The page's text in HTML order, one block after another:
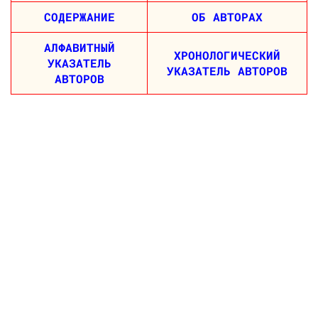
СОДЕРЖАНИЕ ОБ АВТОРАХ
АЛФАВИТНЫЙ
УКАЗАТЕЛЬ
АВТОРОВ
ХРОНОЛОГИЧЕСКИЙ
УКАЗАТЕЛЬ АВТОРОВ